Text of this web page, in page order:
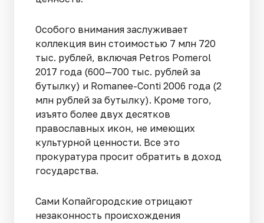
Особого внимания заслуживает
коллекция вин стоимостью 7 млн 720
тыс. рублей, включая Petros Pomerol
2017 года (600—700 тыс. рублей за
бутылку) и Ro­manee-Conti 2006 года (2
млн рублей за бутылку). Кроме того,
изъято более двух де­сятков
православных икон, не имеющих
культурной ценности. Все это
прокуратура проси­т обратить в доход
государства.
Сами Копайгородские отрицают
незаконность происхождения